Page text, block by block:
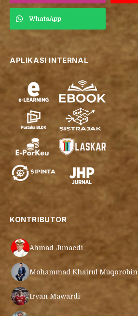
WhatsApp
APLIKASI INTERNAL
KONTRIBUTOR
Ahmad Junaedi
Mohammad Khairul Muqorobin
Irvan Mawardi